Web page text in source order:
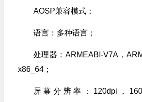
AOSP兼容模式；
语言：多种语言；
处理器：ARMEABI-V7A，
x86_64；
屏幕分辨率：120dpi，